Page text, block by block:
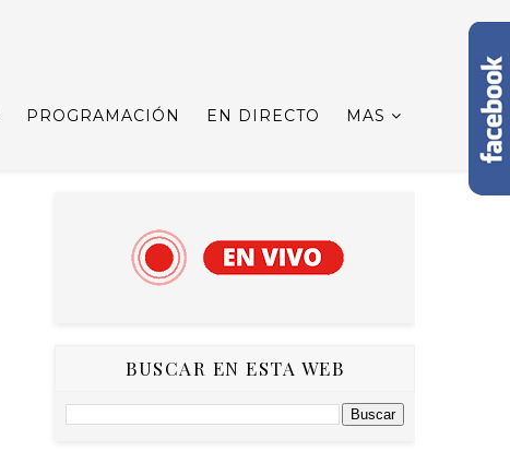
PROGRAMACIÓN EN DIRECTO MAS
BUSCAR EN ESTA WEB